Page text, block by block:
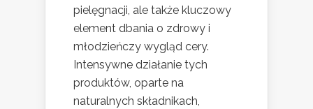
pielęgnacji, ale także kluczowy
element dbania o zdrowy i
młodzieńczy wygląd cery.
Intensywne działanie tych
produktów, oparte na
naturalnych składnikach,